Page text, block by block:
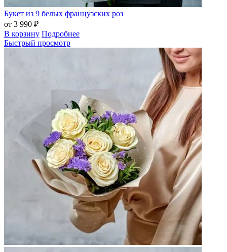
Букет из 9 белых французских роз
от 3 990 ₽
В корзину Подробнее
Быстрый просмотр